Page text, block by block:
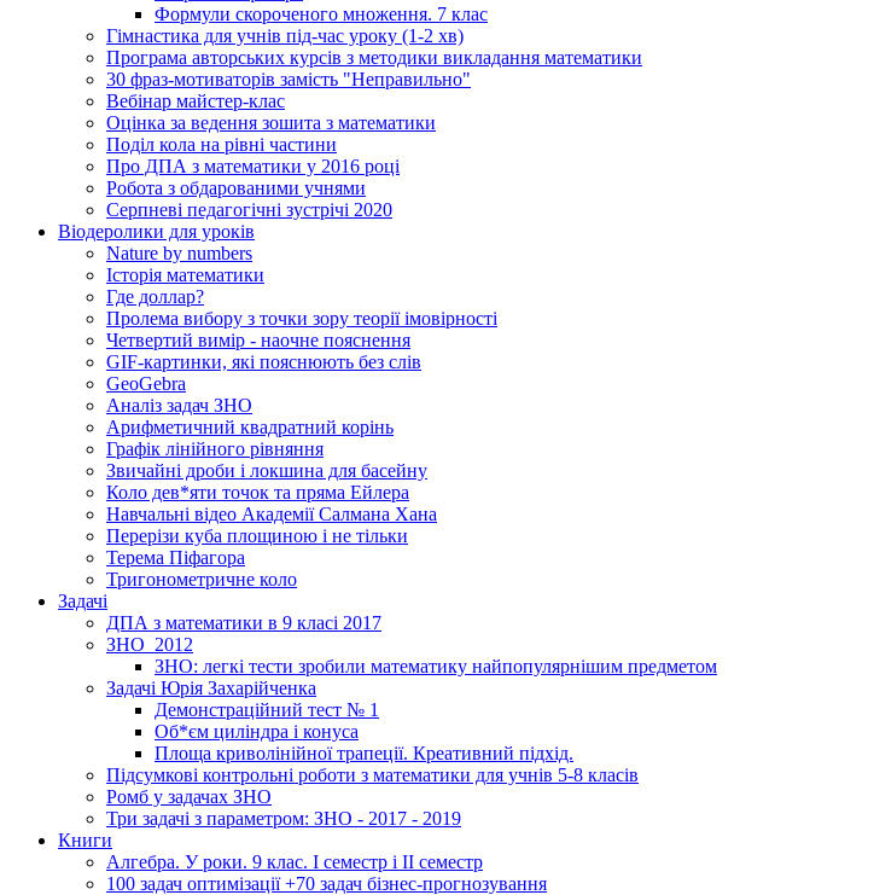
Формули скороченого множення. 7 клас
Гімнастика для учнів під-час уроку (1-2 хв)
Програма авторських курсів з методики викладання математики
30 фраз-мотиваторів замість "Неправильно"
Вебінар майстер-клас
Оцінка за ведення зошита з математики
Поділ кола на рівні частини
Про ДПА з математики у 2016 році
Робота з обдарованими учнями
Серпневі педагогічні зустрічі 2020
Віодеролики для уроків
Nature by numbers
Історія математики
Где доллар?
Пролема вибору з точки зору теорії імовірності
Четвертий вимір - наочне пояснення
GIF-картинки, які пояснюють без слів
GeoGebra
Аналіз задач ЗНО
Арифметичний квадратний корінь
Графік лінійного рівняння
Звичайні дроби і локшина для басейну
Коло дев*яти точок та пряма Ейлера
Навчальні відео Академії Салмана Хана
Перерізи куба площиною і не тільки
Терема Піфагора
Тригонометричне коло
Задачі
ДПА з математики в 9 класі 2017
ЗНО_2012
ЗНО: легкі тести зробили математику найпопулярнішим предметом
Задачі Юрія Захарійченка
Демонстраційний тест № 1
Об*єм циліндра і конуса
Площа криволінійної трапеції. Креативний підхід.
Підсумкові контрольні роботи з математики для учнів 5-8 класів
Ромб у задачах ЗНО
Три задачі з параметром: ЗНО - 2017 - 2019
Книги
Алгебра. У роки. 9 клас. І семестр і ІІ семестр
100 задач оптимізації +70 задач бізнес-прогнозування